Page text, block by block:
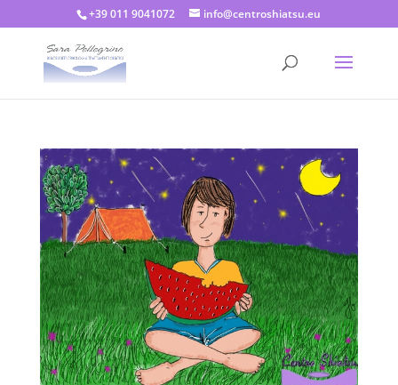
+39 011 9041072 info@centroshiatsu.eu